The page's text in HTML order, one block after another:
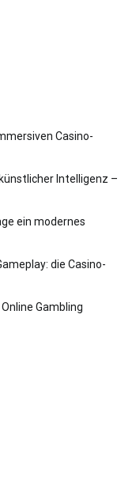
Casino-
Intelligenz –
ein modernes
die Casino-
Gambling